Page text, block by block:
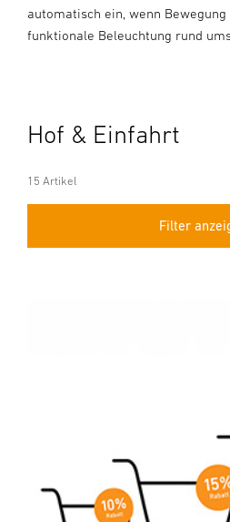
automatisch ein, wenn
funktionale Beleuchtung rund
Hof & Einfahrt
15 Artikel
Filter